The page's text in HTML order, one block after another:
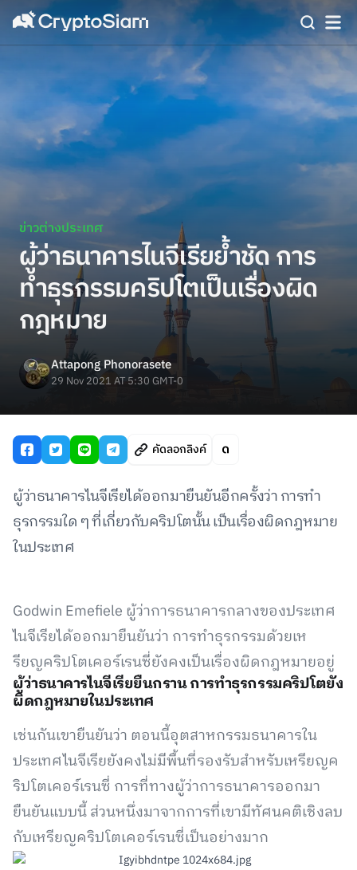
ข่าวต่างประเทศ
ผู้ว่าธนาคารไนจีเรียย้ำชัด การ
ทำธุรกรรมคริปโตเป็นเรื่องผิด
กฎหมาย
Attapong Phonorasete
29 Nov 2021 AT 5:30 GMT-0
คัดลอกลิงค์
ผู้ว่าธนาคารไนจีเรียได้ออกมายืนยันอีกครั้งว่า การทำ
ธุรกรรมใด ๆ ที่เกี่ยวกับคริปโตนั้น เป็นเรื่องผิดกฎหมาย
ในประเทศ
Godwin Emefiele ผู้ว่าการธนาคารกลางของประเทศ
ไนจีเรียได้ออกมายืนยันว่า การทำธุรกรรมด้วยเห
รียญคริปโตเคอร์เรนซี่ยังคงเป็นเรื่องผิดกฎหมายอยู่
ผู้ว่าธนาคารไนจีเรียยืนกราน การทำธุรกรรมคริปโตยัง
ผิดกฎหมายในประเทศ
เช่นกันเขายืนยันว่า ตอนนี้อุตสาหกรรมธนาคารใน
ประเทศไนจีเรียยังคงไม่มีพื้นที่รองรับสำหรับเหรียญค
ริปโตเคอร์เรนซี่ การที่ทางผู้ว่าการธนาคารออกมา
ยืนยันแบบนี้ ส่วนหนึ่งมาจากการที่เขามีทัศนคติเชิงลบ
กับเหรียญคริปโตเคอร์เรนซี่เป็นอย่างมาก